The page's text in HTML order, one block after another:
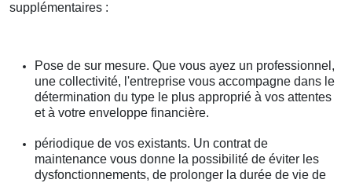
supplémentaires :
Pose de sur mesure. Que vous ayez un professionnel,
une collectivité, l'entreprise vous accompagne dans le
détermination du type le plus approprié à vos attentes
et à votre enveloppe financière.
périodique de vos existants. Un contrat de
maintenance vous donne la possibilité de éviter les
dysfonctionnements, de prolonger la durée de vie de